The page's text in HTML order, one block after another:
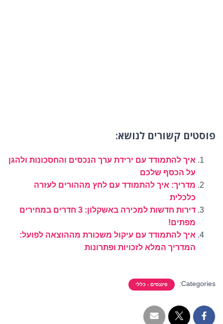
פוסטים קשורים לנושא:
איך להתמודד עם ירידת ערך הנכסים והחסכונות ולהגן
על הכסף שלכם
מדריך: איך להתמודד עם לחץ מההורים לעזרה
כלכלית
דירות חדשות למכירה באשקלון: 3 חדרים במחירים
מפתים!
איך להתמודד עם עיקול משכורת מההוצאה לפועל:
המדריך המלא לזכויות ופתרונות
Categories: פיננסים - כללי